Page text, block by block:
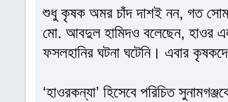
শুধু কৃষক অমর চাঁদ দাশই নন, গত
মো. আবদুল হামিদও বলেছেন, হাওর
ফসলহানির ঘটনা ঘটেনি। এবার
‘হাওরকন্যা’ হিসেবে পরিচিত